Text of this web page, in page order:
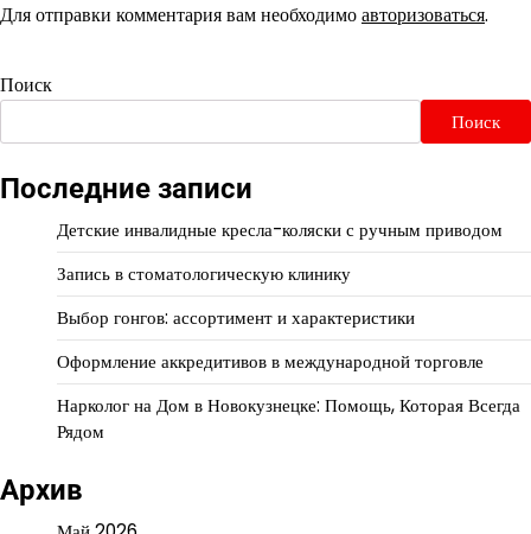
Для отправки комментария вам необходимоавторизоваться.
Поиск
Поиск
Последние записи
Детские инвалидные кресла-коляски с ручным приводом
Запись в стоматологическую клинику
Выбор гонгов: ассортимент и характеристики
Оформление аккредитивов в международной торговле
Нарколог на Дом в Новокузнецке: Помощь, Которая Всегда
Рядом
Архив